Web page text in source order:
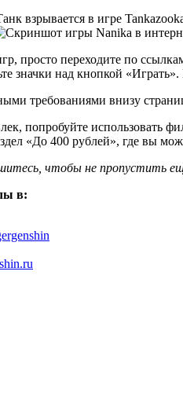
просто переходите по
значки над кнопкой
требованиями внизу
попробуйте использовать
«До 400 рублей», где вы
чтобы не пропустить
в: